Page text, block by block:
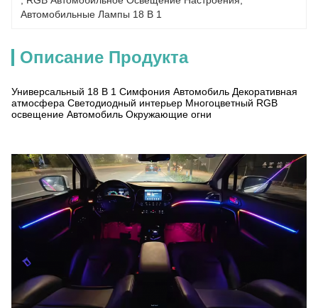
Автомобильные Лампы 18 В 1
Описание Продукта
Универсальный 18 В 1 Симфония Автомобиль Декоративная
атмосфера Светодиодный интерьер Многоцветный RGB
освещение Автомобиль Окружающие огни